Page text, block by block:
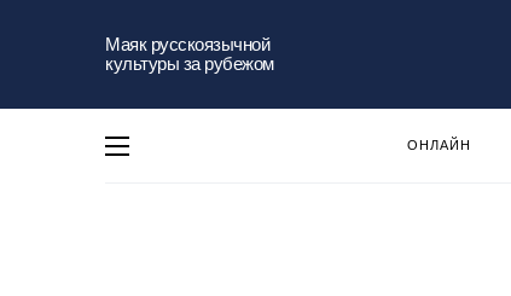
Маяк русскоязычной
культуры за рубежом
ОНЛАЙН